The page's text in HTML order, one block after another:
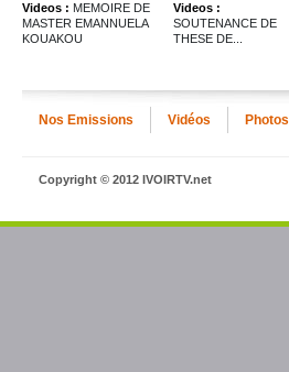
Videos : MEMOIRE DE
MASTER EMANNUELA
KOUAKOU
Videos :
SOUTENANCE DE
THESE DE...
Nos Emissions Vidéos Photos
Copyright © 2012 IVOIRTV.net